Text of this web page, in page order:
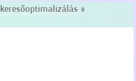
keresőoptimalizálás »